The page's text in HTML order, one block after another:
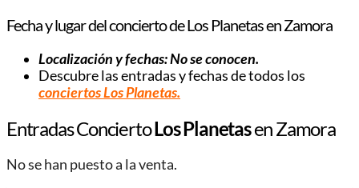
Fecha y lugar del concierto de Los Planetas en Zamora
Localización y fechas: No se conocen.
Descubre las entradas y fechas de todos los
conciertos Los Planetas.
Entradas ConciertoLos Planetasen Zamora
No se han puesto a la venta.